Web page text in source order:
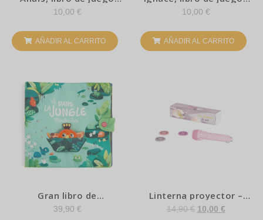
para el baño –
Lilliputiens
10,00 €
AÑADIR AL CARRITO
para el baño –
Lilliputiens
10,00 €
AÑADIR AL CARRITO
Gran libro de
actividades – Jungla –
Moulin Roty
39,90 €
Linterna proyector –
Érase
14,90€ 10,00 €